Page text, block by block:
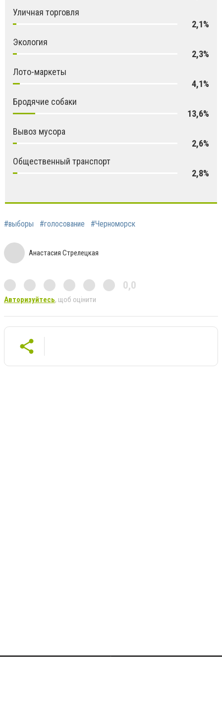
Уличная торговля
2,1%
Экология
2,3%
Лото-маркеты
4,1%
Бродячие собаки
13,6%
Вывоз мусора
2,6%
Общественный транспорт
2,8%
#выборы #голосование #Черноморск
Анастасия Стрелецкая
0,0
Авторизуйтесь, щоб оцінити